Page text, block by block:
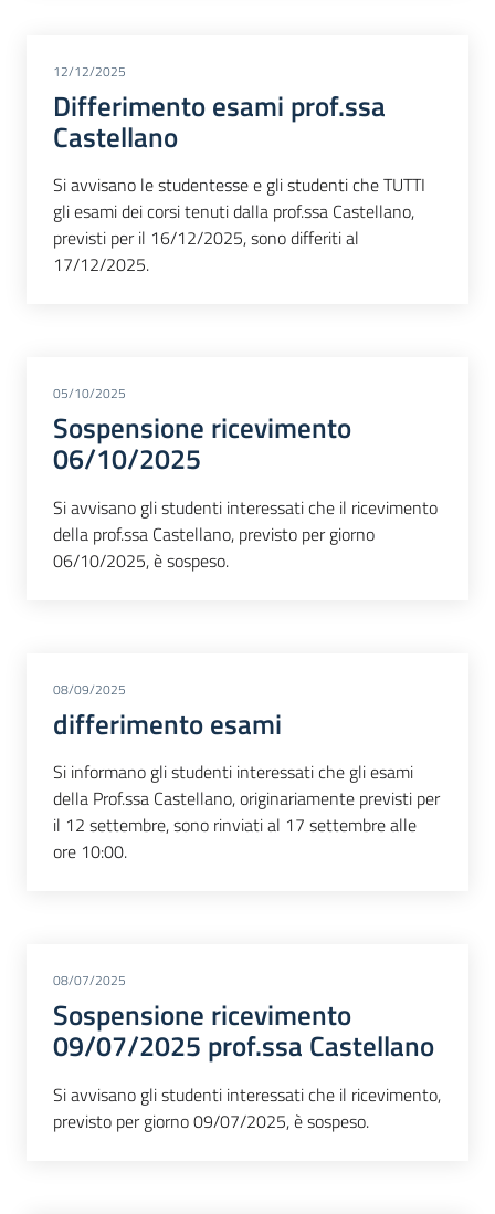
12/12/2025
Differimento esami prof.ssa
Castellano
Si avvisano le studentesse e gli studenti che TUTTI
gli esami dei corsi tenuti dalla prof.ssa Castellano,
previsti per il 16/12/2025, sono differiti al
17/12/2025.
05/10/2025
Sospensione ricevimento
06/10/2025
Si avvisano gli studenti interessati che il ricevimento
della prof.ssa Castellano, previsto per giorno
06/10/2025, è sospeso.
08/09/2025
differimento esami
Si informano gli studenti interessati che gli esami
della Prof.ssa Castellano, originariamente previsti per
il 12 settembre, sono rinviati al 17 settembre alle
ore 10:00.
08/07/2025
Sospensione ricevimento
09/07/2025 prof.ssa Castellano
Si avvisano gli studenti interessati che il ricevimento,
previsto per giorno 09/07/2025, è sospeso.